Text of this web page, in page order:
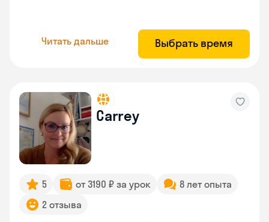
Читать дальше Выбрать время
Carrey
5 от 3190 ₽ за урок
8 лет опыта
2 отзыва